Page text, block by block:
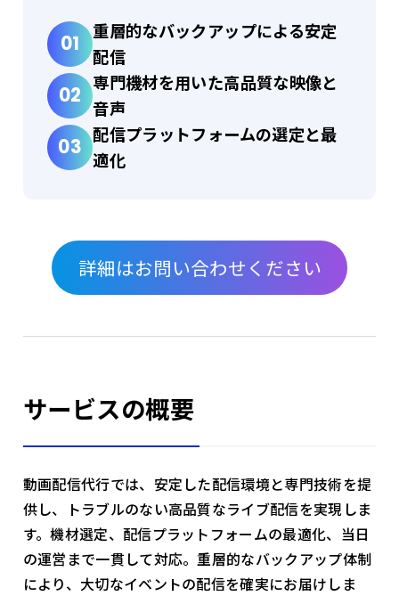
重層的なバックアップによる安定
配信
専門機材を用いた高品質な映像と
音声
配信プラットフォームの選定と最
適化
詳細はお問い合わせください
サービスの概要
動画配信代行では、安定した配信環境と専門技術を提
供し、トラブルのない高品質なライブ配信を実現しま
す。機材選定、配信プラットフォームの最適化、当日
の運営まで一貫して対応。重層的なバックアップ体制
により、大切なイベントの配信を確実にお届けしま